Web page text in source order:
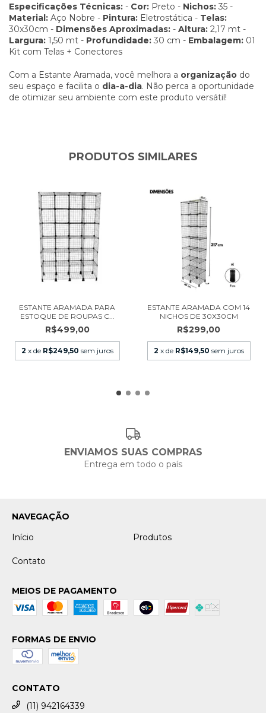
Especificações Técnicas: - Cor: Preto - Nichos: 35 -
Material: Aço Nobre - Pintura: Eletrostática - Telas:
30x30cm - Dimensões Aproximadas: - Altura: 2,17 mt -
Largura: 1,50 mt - Profundidade: 30 cm - Embalagem: 01
Kit com Telas + Conectores
Com a Estante Aramada, você melhora a organização do
seu espaço e facilita o dia-a-dia. Não perca a oportunidade
de otimizar seu ambiente com este produto versátil!
PRODUTOS SIMILARES
ESTANTE ARAMADA PARA
ESTOQUE DE ROUPAS C...
R$499,00
2 x de R$249,50 sem juros
ESTANTE ARAMADA COM 14
NICHOS DE 30X30CM
R$299,00
2 x de R$149,50 sem juros
ENVIAMOS SUAS COMPRAS
Entrega em todo o país
NAVEGAÇÃO
Início
Produtos
Contato
MEIOS DE PAGAMENTO
FORMAS DE ENVIO
CONTATO
(11) 942164339